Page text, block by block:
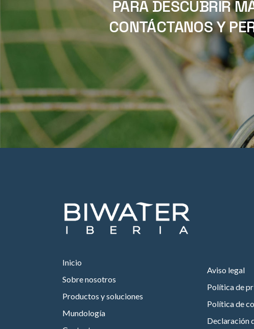
PARA DESCUBRIR
CONTÁCTANOS Y
Inicio
Sobre nosotros
Productos y soluciones
Mundología
Aviso legal
Política de
Política de
Declaración